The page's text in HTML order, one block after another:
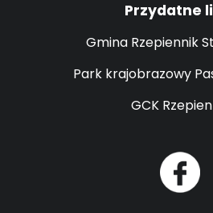
Przydatne
Gmina Rzepiennik
Park krajobrazowy
GCK